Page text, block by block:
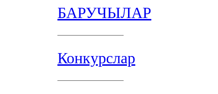
БАРУЧЫЛАР
Конкурслар